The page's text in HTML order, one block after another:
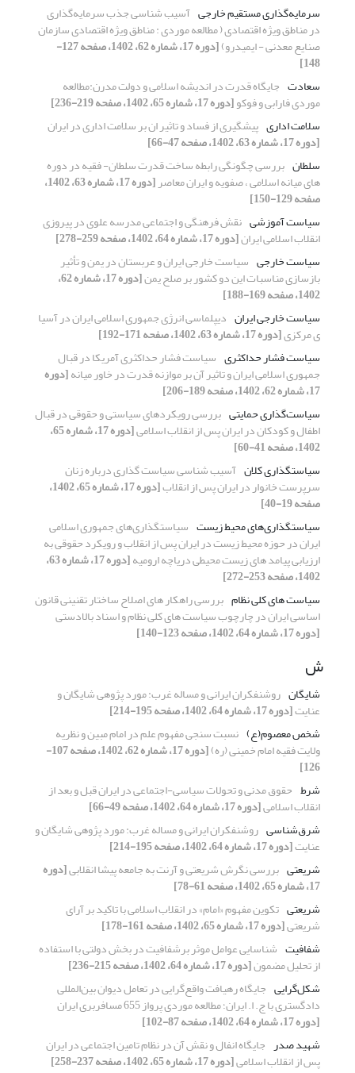
سرمایه‌گذاری مستقیم خارجی آسیب شناسی جذب سرمایه‌گذاری
در مناطق ویژه اقتصادی ( مطالعه موردی : مناطق ویژه اقتصادی سازمان
صنایع معدنی - ایمیدرو) [دوره 17، شماره 62، 1402، صفحه 127-
148]
سعادت جایگاه قدرت در اندیشه اسلامی و دولت مدرن:مطالعه
موردی فارابی و فوکو[دوره 17، شماره 65، 1402، صفحه 219-236]
سلامت اداری پیشگیری از فساد و تاثیر ان بر سلامت اداری در ایران
[دوره 17، شماره 63، 1402، صفحه 47-66]
سلطان بررسی چگونگی رابطه ساخت قدرت سلطان- فقیه در دوره
های میانه اسلامی ، صفویه و ایران معاصر [دوره 17، شماره 63، 1402،
صفحه 129-150]
سیاست آموزشی نقش فرهنگی و اجتماعی مدرسه علوی در پیروزی
انقلاب اسلامی ایران[دوره 17، شماره 64، 1402، صفحه 259-278]
سیاست خارجی سیاست خارجی ایران و عربستان در یمن و تأثیر
بازسازی مناسبات این دو کشور بر صلح یمن [دوره 17، شماره 62،
1402، صفحه 169-188]
سیاست خارجی ایران دیپلماسی انرژی جمهوری اسلامی ایران در آسیا
ی مرکزی[دوره 17، شماره 63، 1402، صفحه 171-192]
سیاست فشار حداکثری سیاست فشار حداکثری آمریکا در قبال
جمهوری اسلامی ایران و تاثیر آن بر موازنه قدرت در خاور میانه[دوره
17، شماره 62، 1402، صفحه 189-206]
سیاست‌گذاری حمایتی بررسی رویکردهای سیاستی و حقوقی در قبال
اطفال و کودکان در ایران پس از انقلاب اسلامی [دوره 17، شماره 65،
1402، صفحه 41-60]
سیاستگذاری کلان آسیب شناسی سیاست گذاری درباره زنان
سرپرست خانوار در ایران پس از انقلاب [دوره 17، شماره 65، 1402،
صفحه 19-40]
سیاستگذاری‌های محیط زیست سیاستگذاری‌های جمهوری اسلامی
ایران در حوزه محیط زیست در ایران پس از انقلاب و رویکرد حقوقی به
ارزیابی پیامد های زیست محیطی دریاچه ارومیه [دوره 17، شماره 63،
1402، صفحه 253-272]
سیاست های کلی نظام بررسی راهکار های اصلاح ساختار تقنینی قانون
اساسی ایران در چارچوب سیاست های کلی نظام و اسناد بالادستی
[دوره 17، شماره 64، 1402، صفحه 123-140]
ش
شایگان روشنفکران ایرانی و مساله غرب: مورد پژوهی شایگان و
عنایت[دوره 17، شماره 64، 1402، صفحه 195-214]
شخص معصوم(ع) نسبت سنجی مفهوم علم در امام مبین و نظریه
ولایت فقیه امام خمینی (ره) [دوره 17، شماره 62، 1402، صفحه 107-
126]
شرط حقوق مدنی و تحولات سیاسی-اجتماعی در ایران قبل و بعد از
انقلاب اسلامی[دوره 17، شماره 64، 1402، صفحه 49-66]
شرق‌شناسی روشنفکران ایرانی و مساله غرب: مورد پژوهی شایگان و
عنایت[دوره 17، شماره 64، 1402، صفحه 195-214]
شریعتی بررسی نگرش شریعتی و آرنت به جامعه پیشا انقلابی[دوره
17، شماره 65، 1402، صفحه 61-78]
شریعتی تکوین مفهوم «امام» در انقلاب اسلامی با تاکید بر آرای
شریعتی[دوره 17، شماره 65، 1402، صفحه 161-178]
شفافیت شناسایی عوامل موثر برشفافیت در بخش دولتی با استفاده
از تحلیل مضمون[دوره 17، شماره 64، 1402، صفحه 215-236]
شکل‌گرایی جایگاه رهیافت واقع‌گرایی در تعامل دیوان بین‌المللی
دادگستری با ج. ا. ایران؛ مطالعه موردی پرواز 655 مسافربری ایران
[دوره 17، شماره 64، 1402، صفحه 87-102]
شهید صدر جایگاه انفال و نقش آن در نظام تامین اجتماعی در ایران
پس از انقلاب اسلامی[دوره 17، شماره 65، 1402، صفحه 237-258]